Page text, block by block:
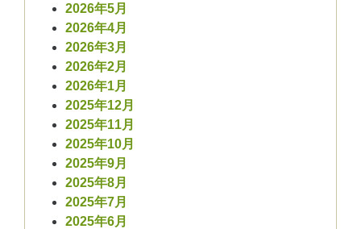
2026年5月
2026年4月
2026年3月
2026年2月
2026年1月
2025年12月
2025年11月
2025年10月
2025年9月
2025年8月
2025年7月
2025年6月